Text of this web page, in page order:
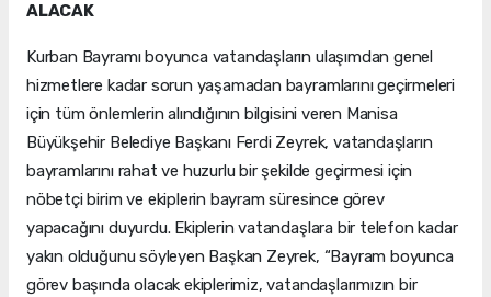
ALACAK
Kurban Bayramı boyunca vatandaşların ulaşımdan genel
hizmetlere kadar sorun yaşamadan bayramlarını geçirmeleri
için tüm önlemlerin alındığının bilgisini veren Manisa
Büyükşehir Belediye Başkanı Ferdi Zeyrek, vatandaşların
bayramlarını rahat ve huzurlu bir şekilde geçirmesi için
nöbetçi birim ve ekiplerin bayram süresince görev
yapacağını duyurdu. Ekiplerin vatandaşlara bir telefon kadar
yakın olduğunu söyleyen Başkan Zeyrek, “Bayram boyunca
görev başında olacak ekiplerimiz, vatandaşlarımızın bir